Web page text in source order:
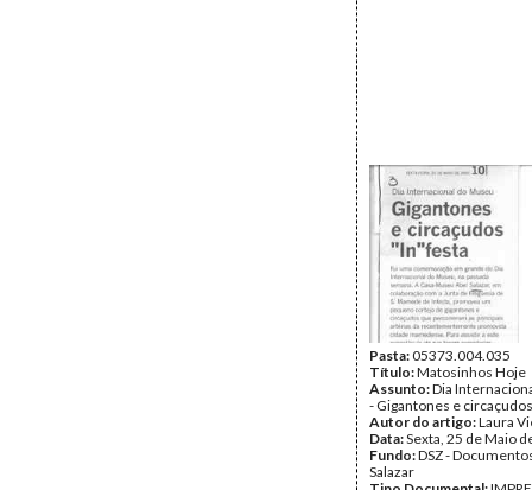
Pasta:05373.004.035
Título:Matosinhos Hoje
Assunto:Dia
- Gigantones e
Autor do artigo:Laura
Data:Sexta, 25 de Maio
Fundo:DSZ -
Salazar